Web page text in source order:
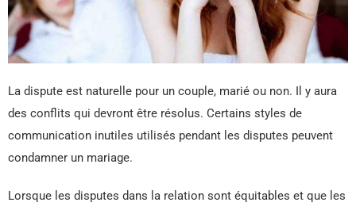
La dispute est naturelle pour un couple, marié ou non. Il y aura
des conflits qui devront être résolus. Certains styles de
communication inutiles utilisés pendant les disputes peuvent
condamner un mariage.
Lorsque les disputes dans la relation sont équitables et que les